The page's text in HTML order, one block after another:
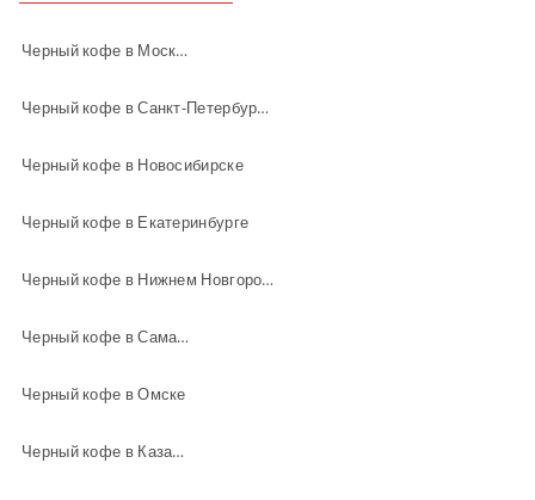
Черный кофе в Москве
Черный кофе в Санкт-Петербурге
Черный кофе в Новосибирске
Черный кофе в Екатеринбурге
Черный кофе в Нижнем Новгороде
Черный кофе в Самаре
Черный кофе в Омске
Черный кофе в Казани